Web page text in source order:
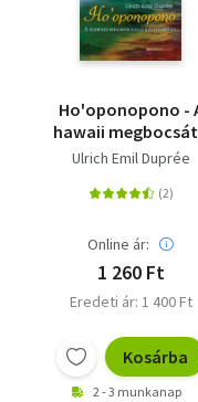
Ho'oponopono -
hawaii
szertartás
Ulrich Emil Duprée
Online ár:
1 260 Ft
Eredeti ár: 1 400 Ft
Kosárba
2 - 3 munkanap